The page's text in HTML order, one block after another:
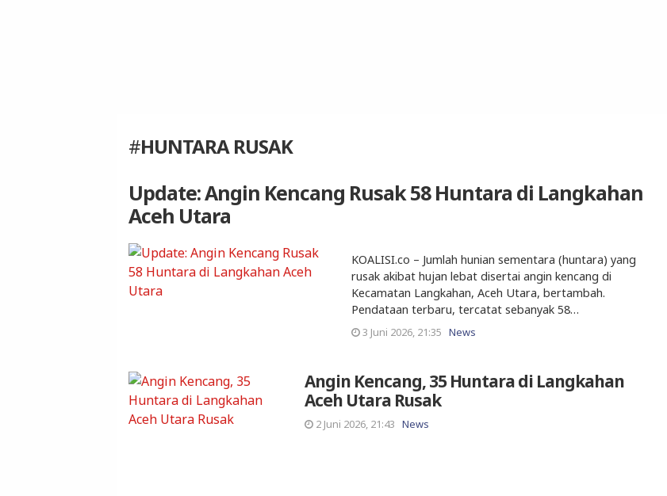
#HUNTARA RUSAK
Update: Angin Kencang Rusak 58 Huntara di Langkahan
Aceh Utara
KOALISI.co – Jumlah hunian sementara (huntara) yang
rusak akibat hujan lebat disertai angin kencang di
Kecamatan Langkahan, Aceh Utara, bertambah.
Pendataan terbaru, tercatat sebanyak 58…
3 Juni 2026, 21:35 News
Angin Kencang, 35 Huntara di Langkahan
Aceh Utara Rusak
2 Juni 2026, 21:43 News